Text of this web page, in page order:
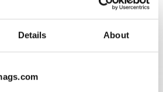
Details About
digital version. I downloaded the
bliss!